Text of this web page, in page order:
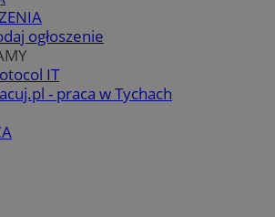
ogłoszenie
IT
- praca w Tychach